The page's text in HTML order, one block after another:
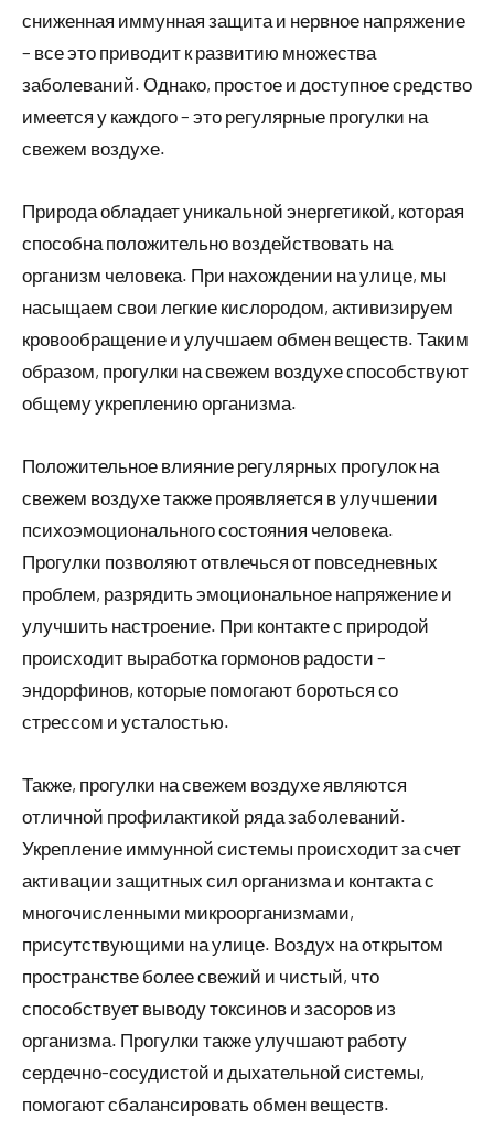
сниженная иммунная защита и нервное напряжение
– все это приводит к развитию множества
заболеваний. Однако, простое и доступное средство
имеется у каждого – это регулярные прогулки на
свежем воздухе.
Природа обладает уникальной энергетикой, которая
способна положительно воздействовать на
организм человека. При нахождении на улице, мы
насыщаем свои легкие кислородом, активизируем
кровообращение и улучшаем обмен веществ. Таким
образом, прогулки на свежем воздухе способствуют
общему укреплению организма.
Положительное влияние регулярных прогулок на
свежем воздухе также проявляется в улучшении
психоэмоционального состояния человека.
Прогулки позволяют отвлечься от повседневных
проблем, разрядить эмоциональное напряжение и
улучшить настроение. При контакте с природой
происходит выработка гормонов радости –
эндорфинов, которые помогают бороться со
стрессом и усталостью.
Также, прогулки на свежем воздухе являются
отличной профилактикой ряда заболеваний.
Укрепление иммунной системы происходит за счет
активации защитных сил организма и контакта с
многочисленными микроорганизмами,
присутствующими на улице. Воздух на открытом
пространстве более свежий и чистый, что
способствует выводу токсинов и засоров из
организма. Прогулки также улучшают работу
сердечно-сосудистой и дыхательной системы,
помогают сбалансировать обмен веществ.